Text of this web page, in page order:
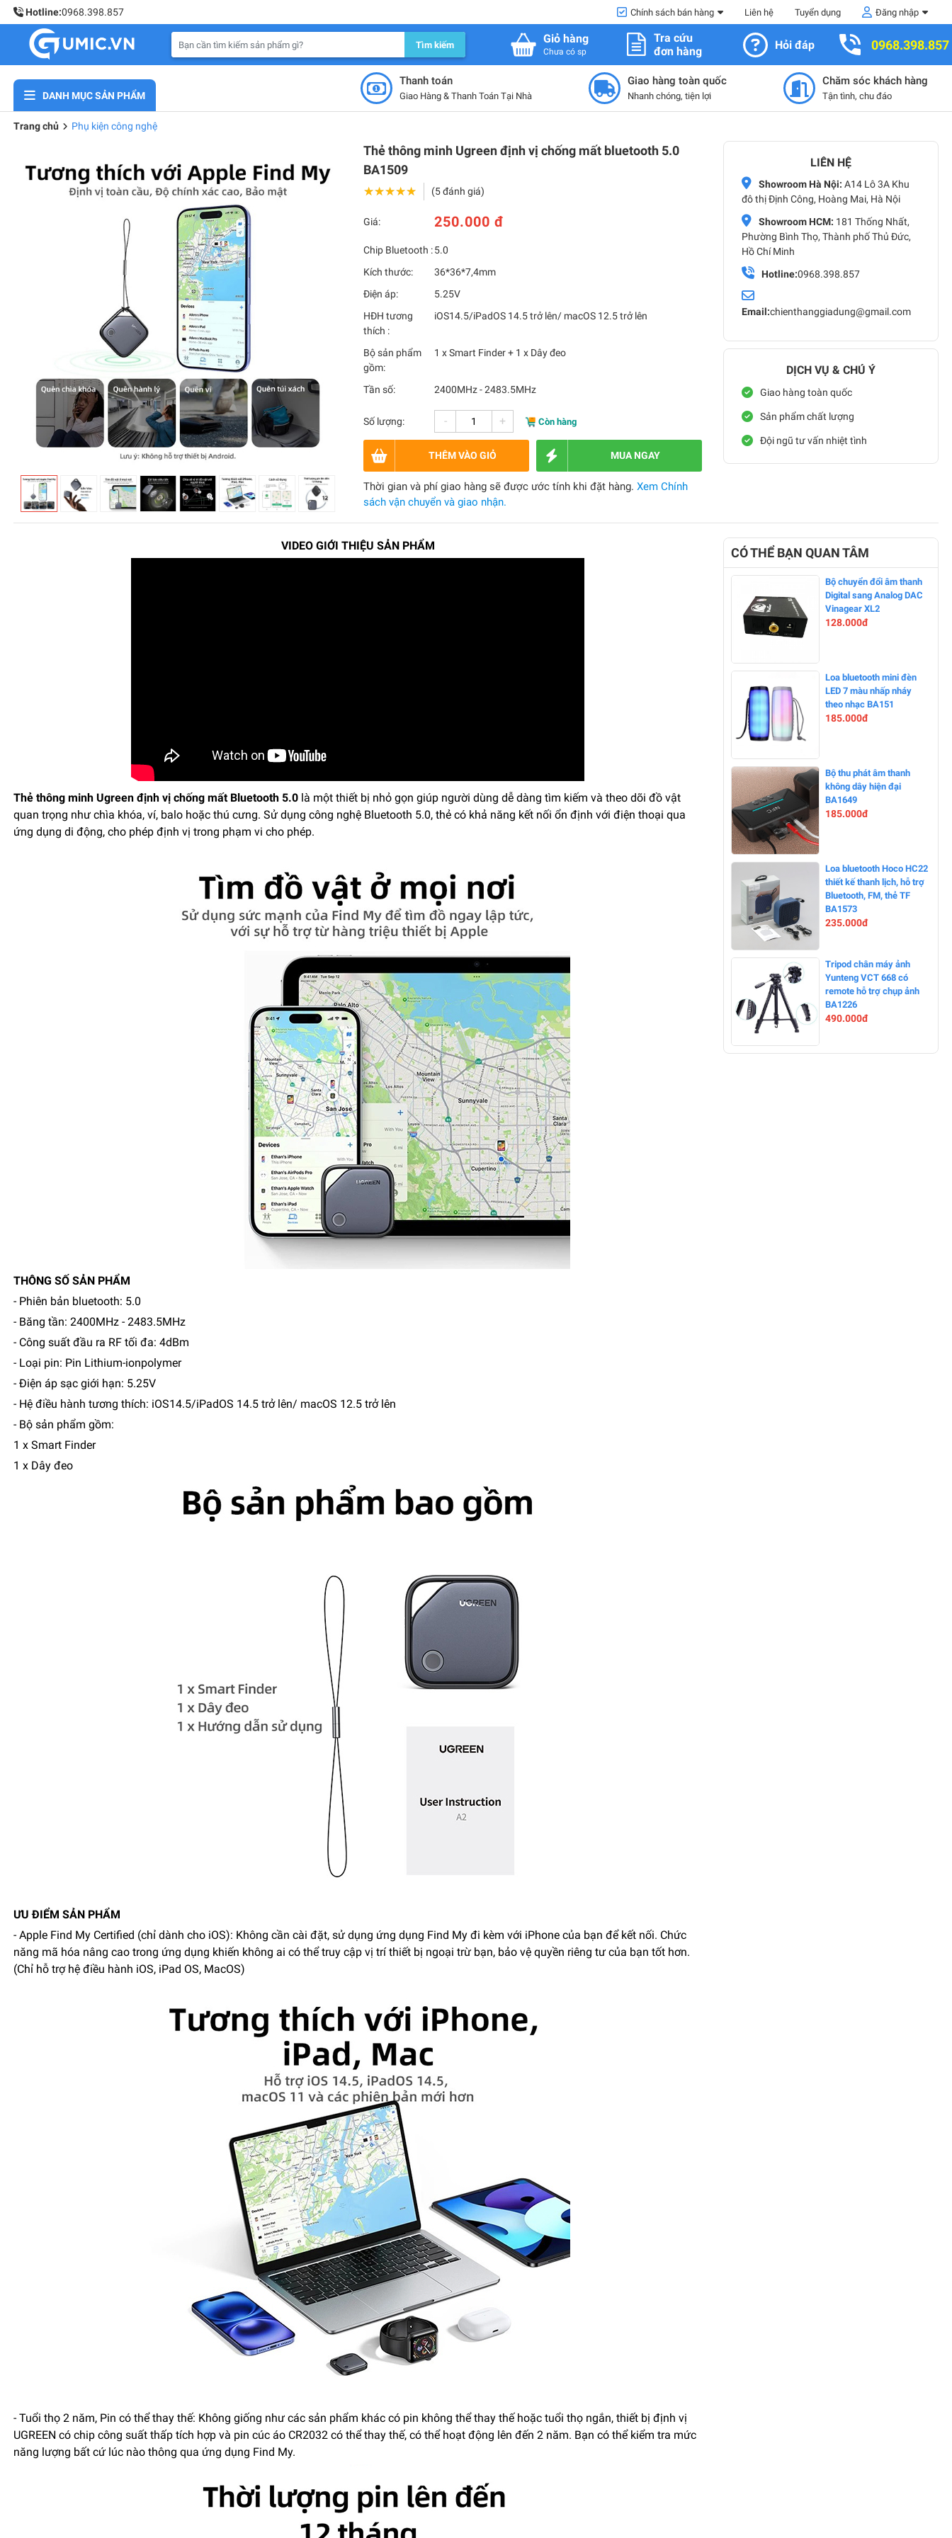
Hotline:0968.398.857 Chính sách bán hàng Liên hệ Tuyển dụng Đăng nhập
Tìm kiếm Giỏ hàng
Chưa có sp
Tra cứu
đơn hàng
Hỏi đáp 0968.398.857
DANH MỤC SẢN PHẨM
Thanh toán
Giao Hàng & Thanh Toán Tại Nhà
Giao hàng toàn quốc
Nhanh chóng, tiện lợi
Chăm sóc khách hàng
Tận tình, chu đáo
Trang chủ Phụ kiện công nghệ
Thẻ thông minh Ugreen định vị chống mất bluetooth 5.0
BA1509
★★★★★
★★★★★ (5 đánh giá)
Giá: 250.000 đ
Chip Bluetooth :5.0
Kích thước:
36*36*7,4mm
Điện áp:
5.25V
HĐH tương
thích :
iOS14.5/iPadOS 14.5 trở lên/ macOS 12.5 trở lên
Bộ sản phẩm
gồm:
1 x Smart Finder + 1 x Dây đeo
Tần số: 2400MHz - 2483.5MHz
Số lượng: - + Còn hàng
THÊM VÀO GIỎ MUA NGAY
Thời gian và phí giao hàng sẽ được ước tính khi đặt hàng.Xem Chính
sách vận chuyển và giao nhận.
LIÊN HỆ
Showroom Hà Nội: A14 Lô 3A Khu
đô thị Định Công, Hoàng Mai, Hà Nội
Showroom HCM: 181 Thống Nhất,
Phường Bình Thọ, Thành phố Thủ Đức,
Hồ Chí Minh
Hotline:0968.398.857
Email:chienthanggiadung@gmail.com
DỊCH VỤ & CHÚ Ý
Giao hàng toàn quốc
Sản phẩm chất lượng
Đội ngũ tư vấn nhiệt tình
VIDEO GIỚI THIỆU SẢN PHẨM
Thẻ thông minh Ugreen định vị chống mất Bluetooth 5.0 là một thiết bị nhỏ gọn giúp người dùng dễ dàng tìm kiếm và theo dõi đồ vật
quan trọng như chìa khóa, ví, balo hoặc thú cưng. Sử dụng công nghệ Bluetooth 5.0, thẻ có khả năng kết nối ổn định với điện thoại qua
ứng dụng di động, cho phép định vị trong phạm vi cho phép.
THÔNG SỐ SẢN PHẨM
- Phiên bản bluetooth: 5.0
- Băng tần: 2400MHz - 2483.5MHz
- Công suất đầu ra RF tối đa: 4dBm
- Loại pin: Pin Lithium-ionpolymer
- Điện áp sạc giới hạn: 5.25V
- Hệ điều hành tương thích: iOS14.5/iPadOS 14.5 trở lên/ macOS 12.5 trở lên
- Bộ sản phẩm gồm:
1 x Smart Finder
1 x Dây đeo
ƯU ĐIỂM SẢN PHẨM
- Apple Find My Certified (chỉ dành cho iOS): Không cần cài đặt, sử dụng ứng dụng Find My đi kèm với iPhone của bạn để kết nối. Chức
năng mã hóa nâng cao trong ứng dụng khiến không ai có thể truy cập vị trí thiết bị ngoại trừ bạn, bảo vệ quyền riêng tư của bạn tốt hơn.
(Chỉ hỗ trợ hệ điều hành iOS, iPad OS, MacOS)
- Tuổi thọ 2 năm, Pin có thể thay thế: Không giống như các sản phẩm khác có pin không thể thay thế hoặc tuổi thọ ngắn, thiết bị định vị
UGREEN có chip công suất thấp tích hợp và pin cúc áo CR2032 có thể thay thế, có thể hoạt động lên đến 2 năm. Bạn có thể kiểm tra mức
năng lượng bất cứ lúc nào thông qua ứng dụng Find My.
CÓ THỂ BẠN QUAN TÂM
-0%
Bộ chuyển đổi âm thanh
Digital sang Analog DAC
Vinagear XL2
128.000đ
-0%
Loa bluetooth mini đèn
LED 7 màu nhấp nháy
theo nhạc BA151
185.000đ
-10%
Bộ thu phát âm thanh
không dây hiện đại
BA1649
185.000đ
-0%
Loa bluetooth Hoco HC22
thiết kế thanh lịch, hỗ trợ
Bluetooth, FM, thẻ TF
BA1573
235.000đ
-0%
Tripod chân máy ảnh
Yunteng VCT 668 có
remote hỗ trợ chụp ảnh
BA1226
490.000đ